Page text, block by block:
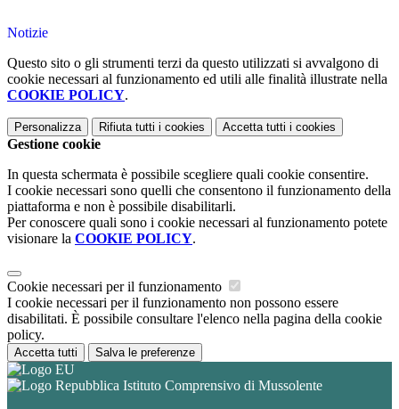
Notizie
Questo sito o gli strumenti terzi da questo utilizzati si avvalgono di
cookie necessari al funzionamento ed utili alle finalità illustrate nella
COOKIE POLICY.
Personalizza Rifiuta tutti i cookies Accetta tutti i cookies
Gestione cookie
In questa schermata è possibile scegliere quali cookie consentire.
I cookie necessari sono quelli che consentono il funzionamento della
piattaforma e non è possibile disabilitarli.
Per conoscere quali sono i cookie necessari al funzionamento potete
visionare la COOKIE POLICY.
Cookie necessari per il funzionamento
I cookie necessari per il funzionamento non possono essere
disabilitati. È possibile consultare l'elenco nella pagina della cookie
policy.
Accetta tutti Salva le preferenze
Istituto Comprensivo di Mussolente